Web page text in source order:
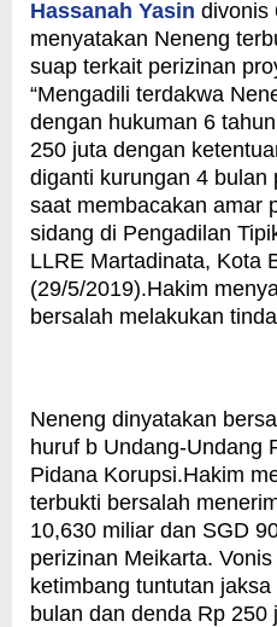
Hassanah Yasin divonis
menyatakan Neneng
suap terkait perizinan
“Mengadili terdakwa
dengan hukuman 6
250 juta dengan
diganti kurungan 4 bulan
saat membacakan amar
sidang di Pengadilan
LLRE Martadinata, Kota
(29/5/2019).Hakim
bersalah melakukan
Neneng dinyatakan
huruf b Undang-Undang
Pidana Korupsi.Hakim
terbukti bersalah
10,630 miliar dan SGD
perizinan Meikarta.
ketimbang tuntutan
bulan dan denda Rp 250